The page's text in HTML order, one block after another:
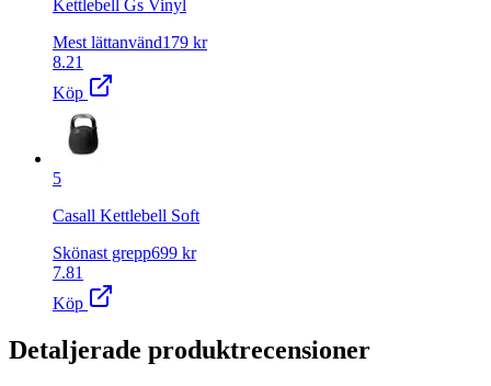
Kettlebell Gs Vinyl
Mest lättanvänd179 kr
8.21
Köp
5
Casall Kettlebell Soft
Skönast grepp699 kr
7.81
Köp
Detaljerade produktrecensioner